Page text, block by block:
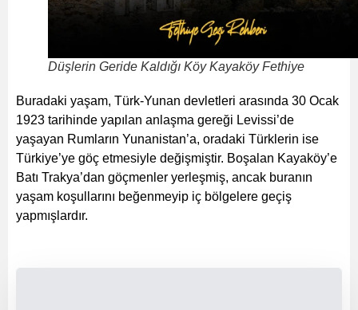
Düşlerin Geride Kaldığı Köy Kayaköy Fethiye
Buradaki yaşam, Türk-Yunan devletleri arasında 30 Ocak
1923 tarihinde yapılan anlaşma gereği Levissi’de
yaşayan Rumların Yunanistan’a, oradaki Türklerin ise
Türkiye’ye göç etmesiyle değişmiştir. Boşalan Kayaköy’e
Batı Trakya’dan göçmenler yerleşmiş, ancak buranın
yaşam koşullarını beğenmeyip iç bölgelere geçiş
yapmışlardır.